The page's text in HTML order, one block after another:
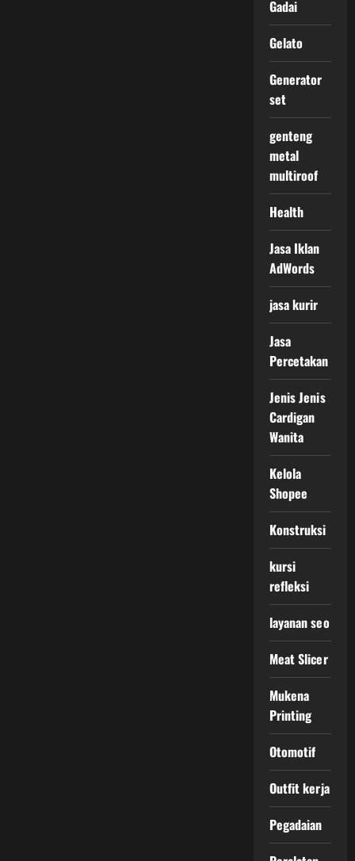
Gadai
Gelato
Generator
set
genteng
metal
multiroof
Health
Jasa Iklan
AdWords
jasa kurir
Jasa
Percetakan
Jenis Jenis
Cardigan
Wanita
Kelola
Shopee
Konstruksi
kursi
refleksi
layanan seo
Meat Slicer
Mukena
Printing
Otomotif
Outfit kerja
Pegadaian